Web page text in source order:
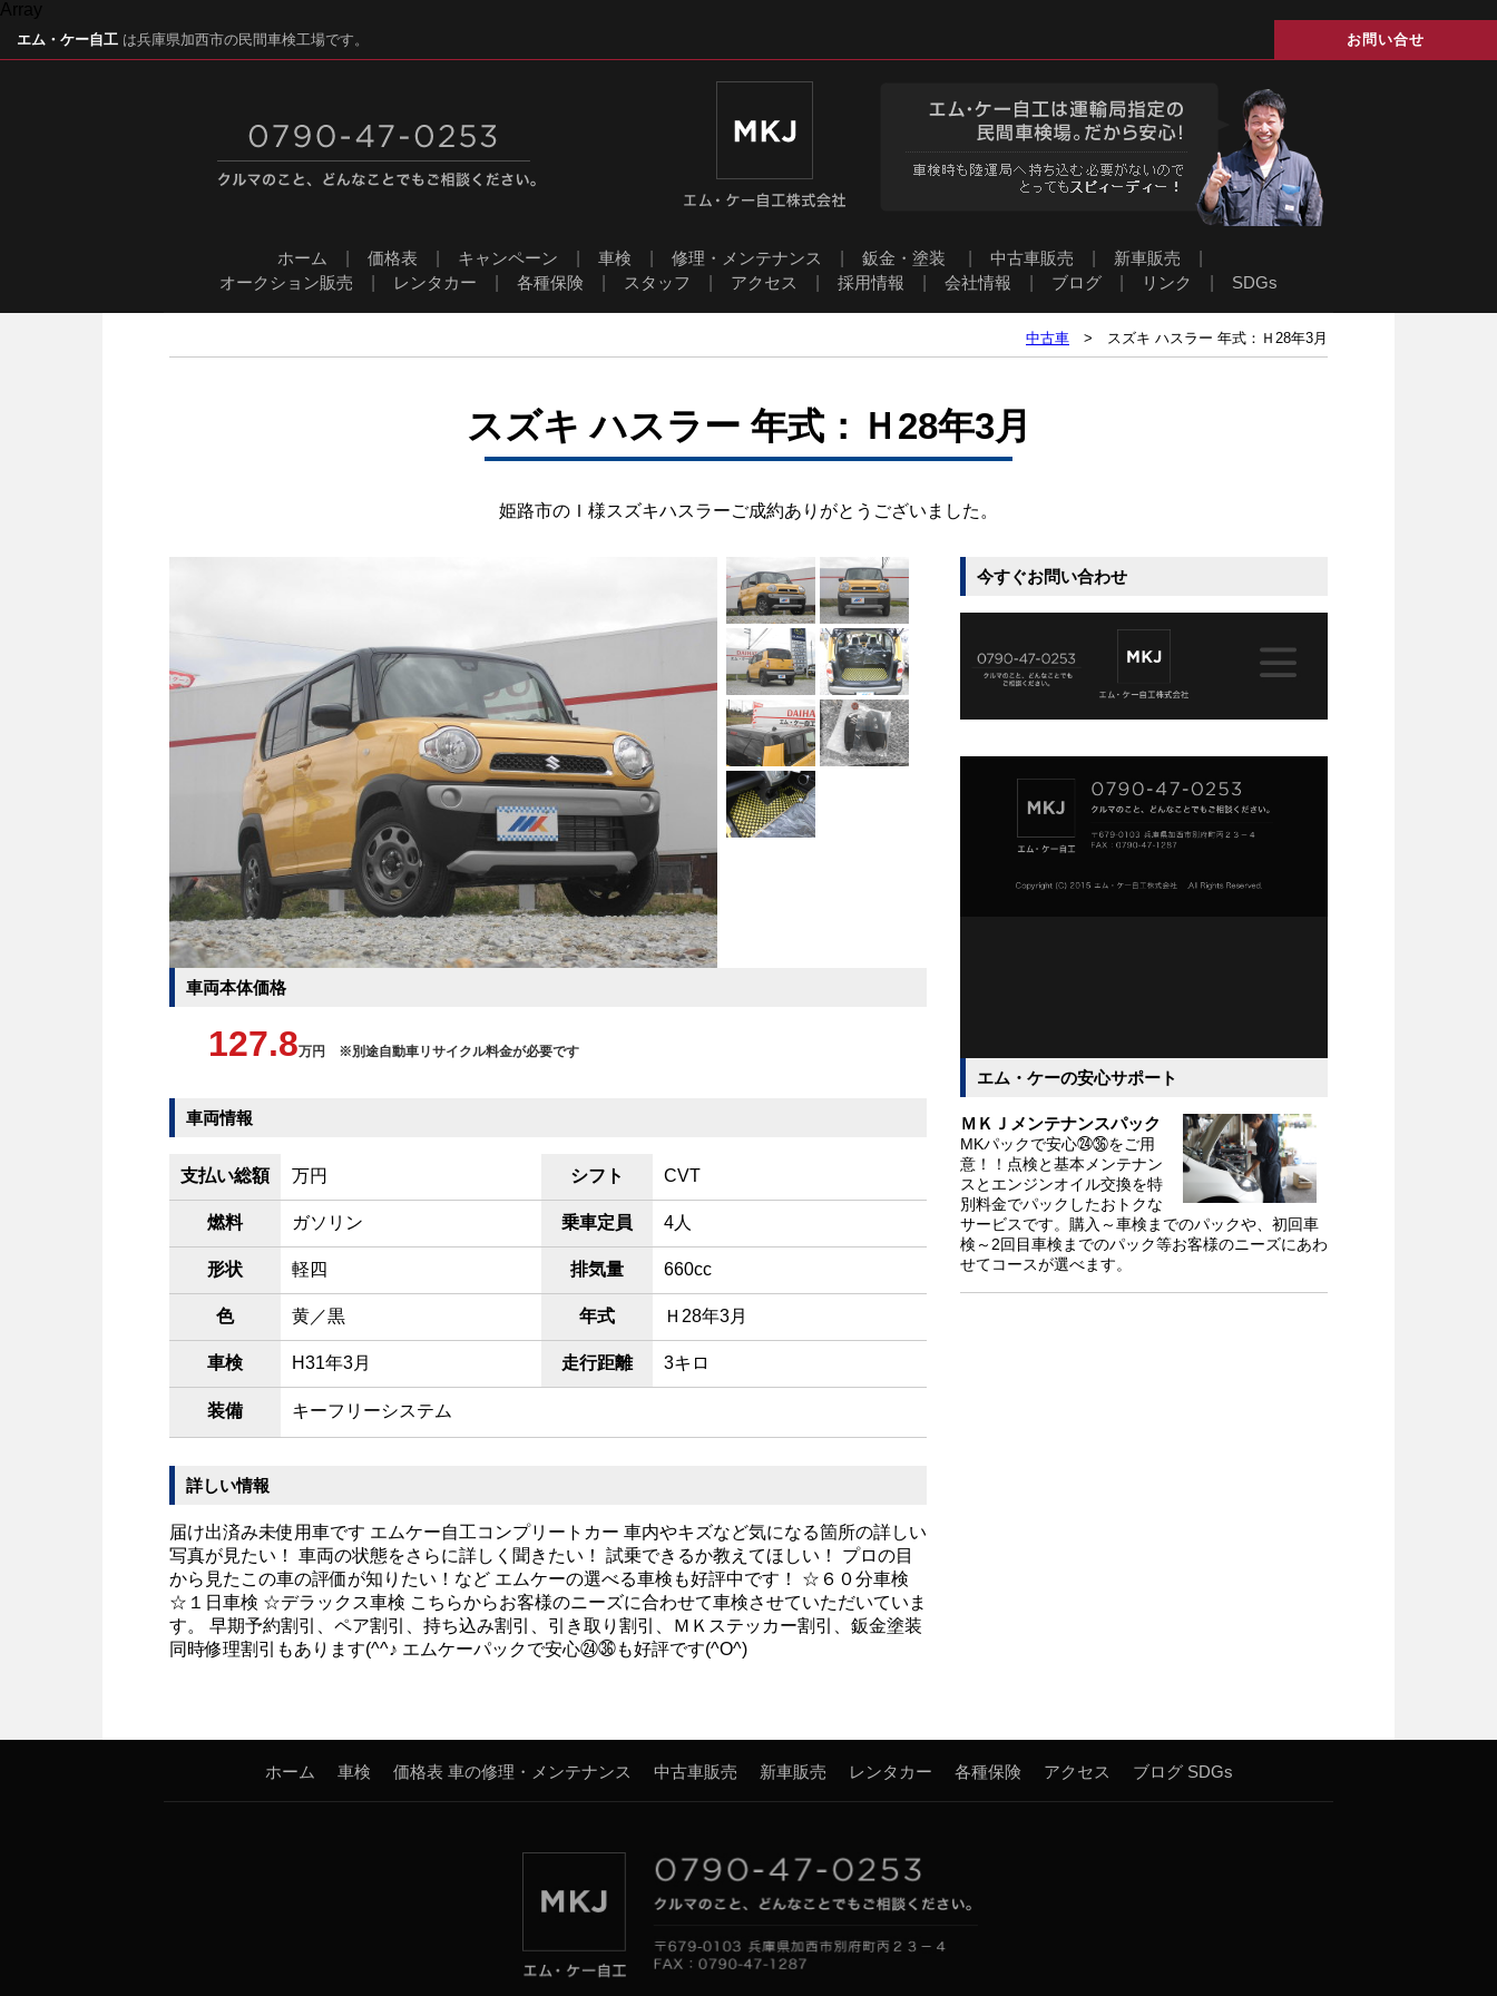
Array
エム・ケー自工 は兵庫県加西市の民間車検工場です。 お問い合せ
ホーム 価格表 キャンペーン 車検 修理・メンテナンス 鈑金・塗装 中古車販売 新車販売
オークション販売
レンタカー 各種保険 スタッフ アクセス 採用情報 会社情報 ブログ リンク SDGs
中古車 > スズキ ハスラー 年式：Ｈ28年3月
スズキ ハスラー 年式：Ｈ28年3月
姫路市のＩ様スズキハスラーご成約ありがとうございました。
車両本体価格
127.8万円 ※別途自動車リサイクル料金が必要です
車両情報
支払い総額 万円 シフト CVT
燃料 ガソリン 乗車定員 4人
形状 軽四 排気量 660cc
色 黄／黒 年式 Ｈ28年3月
車検 H31年3月 走行距離 3キロ
装備 キーフリーシステム
詳しい情報
届け出済み未使用車です エムケー自工コンプリートカー 車内やキズなど気になる箇所の詳しい
写真が見たい！ 車両の状態をさらに詳しく聞きたい！ 試乗できるか教えてほしい！ プロの目
から見たこの車の評価が知りたい！など エムケーの選べる車検も好評中です！ ☆６０分車検
☆１日車検 ☆デラックス車検 こちらからお客様のニーズに合わせて車検させていただいていま
す。 早期予約割引、ペア割引、持ち込み割引、引き取り割引、ＭＫステッカー割引、鈑金塗装
同時修理割引もあります(^^♪ エムケーパックで安心㉔㊱も好評です(^O^)
今すぐお問い合わせ
エム・ケーの安心サポート
ＭＫＪメンテナンスパック
MKパックで安心㉔㊱をご用
意！！点検と基本メンテナン
スとエンジンオイル交換を特
別料金でパックしたおトクな
サービスです。購入～車検までのパックや、初回車
検～2回目車検までのパック等お客様のニーズにあわ
せてコースが選べます。
ホーム 車検 価格表 車の修理・メンテナンス 中古車販売 新車販売 レンタカー 各種保険 アクセス ブログ SDGs